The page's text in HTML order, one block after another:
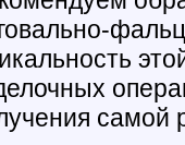
самой